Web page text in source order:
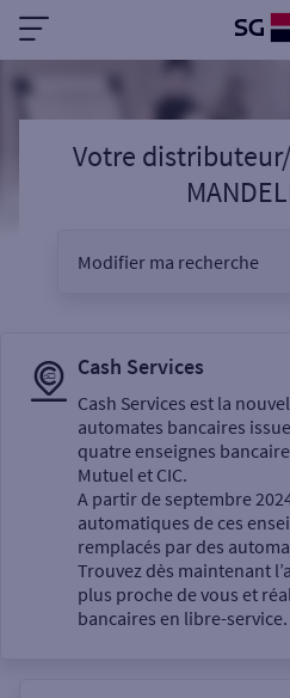
Votre
Modifier ma recherche
Sélectionnez votre
Un service
Cash Services
Cash Services est la
automates bancaires
quatre enseignes
Mutuel et CIC.
A partir de septembre
automatiques de ces
remplacés par des
Trouvez dès maintenant
plus proche de vous et
bancaires en libre-service.